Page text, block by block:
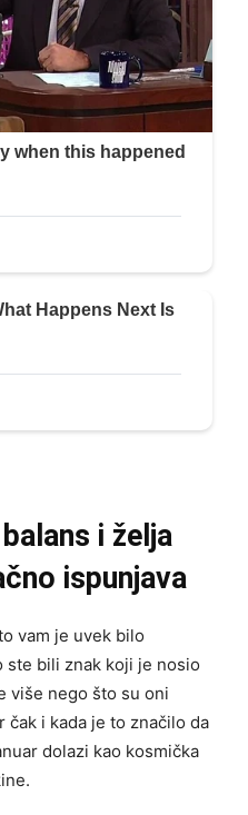
i želja
ispunjava
vam je uvek bilo
ste bili znak koji je nosio
više nego što su oni
i kada je to značilo da
dolazi kao kosmička